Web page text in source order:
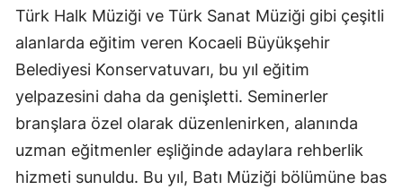
Türk Halk Müziği ve Türk Sanat Müziği gibi çeşitli
alanlarda eğitim veren Kocaeli Büyükşehir
Belediyesi Konservatuvarı, bu yıl eğitim
yelpazesini daha da genişletti. Seminerler
branşlara özel olarak düzenlenirken, alanında
uzman eğitmenler eşliğinde adaylara rehberlik
hizmeti sunuldu. Bu yıl, Batı Müziği bölümüne bas